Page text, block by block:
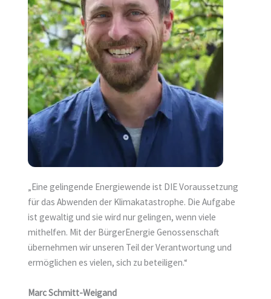
„Eine gelingende Energiewende ist DIE Voraussetzung
für das Abwenden der Klimakatastrophe. Die Aufgabe
ist gewaltig und sie wird nur gelingen, wenn viele
mithelfen. Mit der BürgerEnergie Genossenschaft
übernehmen wir unseren Teil der Verantwortung und
ermöglichen es vielen, sich zu beteiligen.“
Marc Schmitt-Weigand